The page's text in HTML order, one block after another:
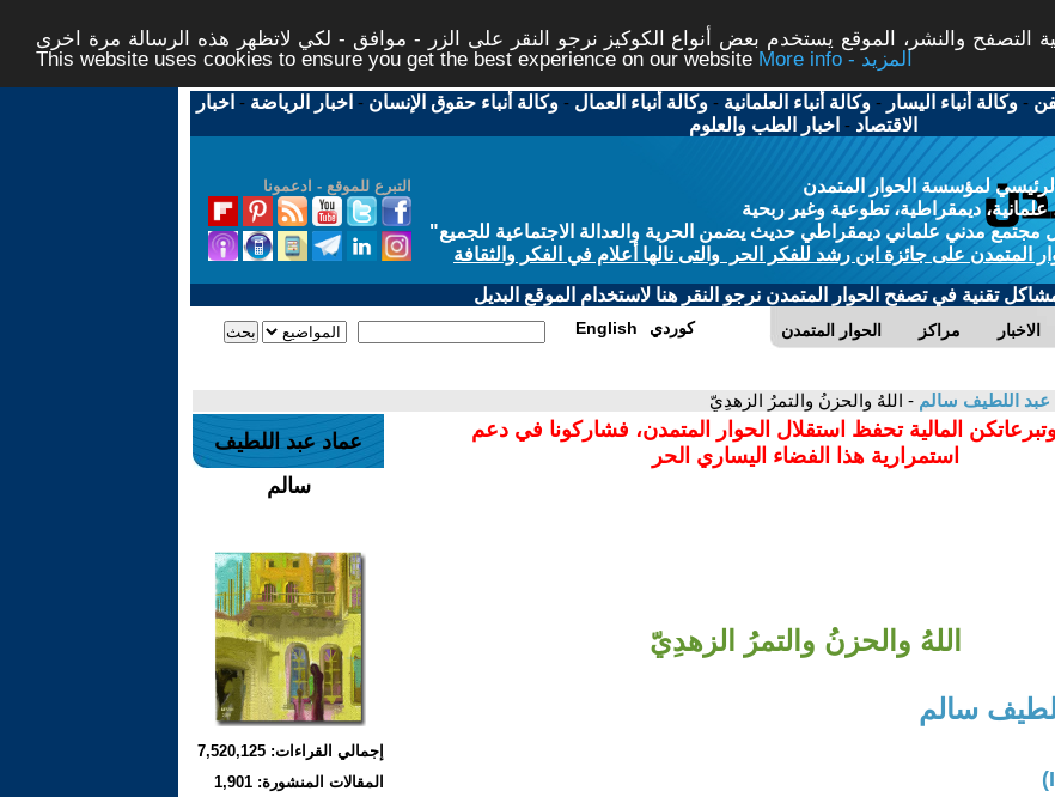
التصفح والنشر، الموقع يستخدم بعض أنواع الكوكيز نرجو النقر على الزر - موافق - لكي لاتظهر هذه الرسالة مرة اخرى -
This website uses cookies to ensure you get the best experience on our website
More info - المزيد
-وكالة أنباء اليسار -وكالة أنباء العلمانية -وكالة أنباء العمال -وكالة أنباء حقوق الإنسان - اخبار الرياضة - اخبار
الاقتصاد - اخبار الطب والعلوم
التبرع للموقع - ادعمونا
لمؤسسة الحوار المتمدن
علمانية، ديمقراطية، تطوعية وغير ربحية
مدني علماني ديمقراطي حديث يضمن الحرية والعدالة الاجتماعية للجميع"
المتمدن على جائزة ابن رشد للفكر الحر والتى نالها أعلام في الفكر والثقافة
مشاكل تقنية في تصفح الحوار المتمدن نرجو النقر هنا لاستخدام الموقع البديل
الحوار المتمدن مراكز الاخبار English كوردي
عبد اللطيف سالم - اللهُ والحزنُ والتمرُ الزهدِيّ
المالية تحفظ استقلال الحوار المتمدن، فشاركونا في دعم
استمرارية هذا الفضاء اليساري الحر
اللهُ والحزنُ والتمرُ الزهدِيّ
سالم
عماد عبد اللطيف
سالم
إجمالي القراءات: 7,520,125
المقالات المنشورة: 1,901